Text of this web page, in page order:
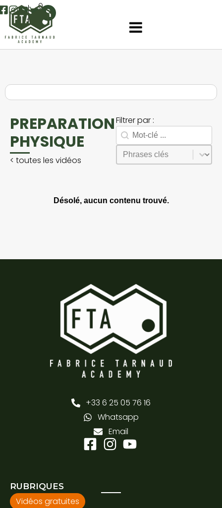
0
PREPARATION
PHYSIQUE
< toutes les vidéos
Filtrer par :
Search facet-2
Rechercher
Phrases
Sélectionnez le contenu
Désolé, aucun contenu trouvé.
+33 6 25 05 76 16
Whatsapp
Email
RUBRIQUES
Vidéos gratuites